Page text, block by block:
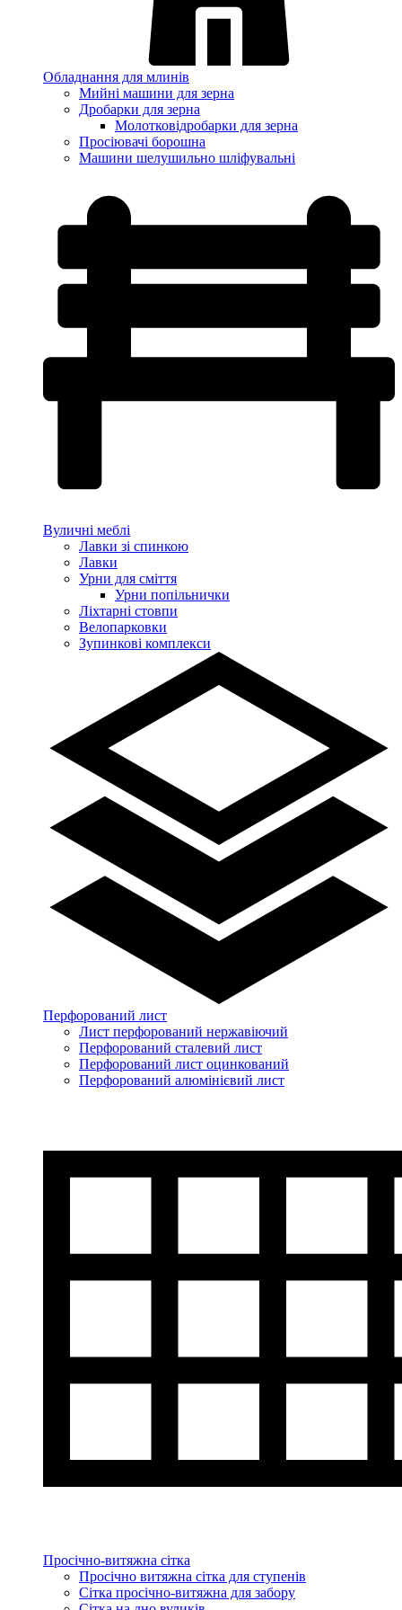
Обладнання для млинів
Мийні машини для зерна
Дробарки для зерна
Молотковідробарки для зерна
Просіювачі борошна
Машини шелушильно шліфувальні
Вуличні меблі
Лавки зі спинкою
Лавки
Урни для сміття
Урни попільнички
Ліхтарні стовпи
Велопарковки
Зупинкові комплекси
Перфорований лист
Лист перфорований нержавіючий
Перфорований сталевий лист
Перфорований лист оцинкований
Перфорований алюмінієвий лист
Просічно-витяжна сітка
Просічно витяжна сітка для ступенів
Сітка просічно-витяжна для забору